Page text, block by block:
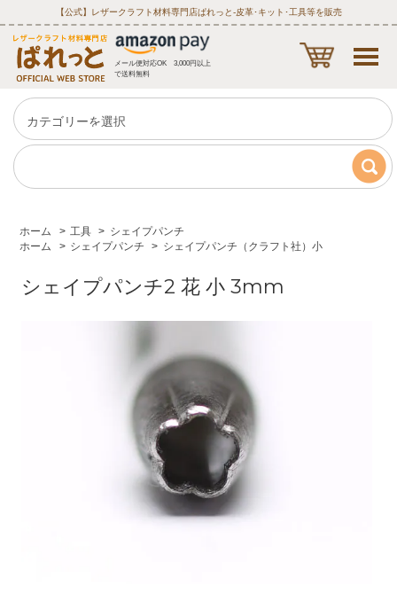
【公式】レザークラフト材料専門店ぱれっと‐皮革･キット･工具等を販売
メール便対応OK 3,000円以上
で送料無料
ホーム > 工具 > シェイプパンチ
ホーム
> シェイプパンチ > シェイプパンチ（クラフト社）小
シェイプパンチ2 花 小 3mm